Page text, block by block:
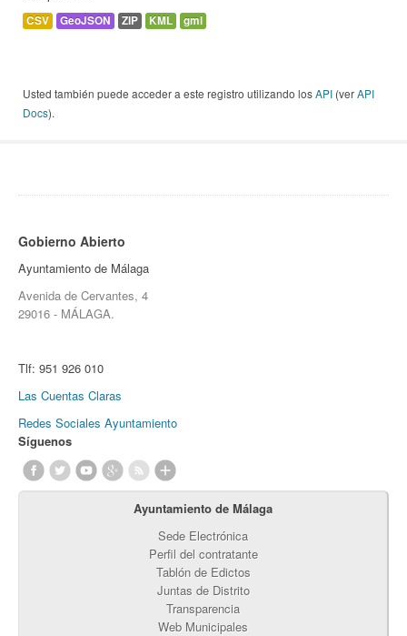
CSV GeoJSON ZIP KML gml
Usted también puede acceder a este registro utilizando losAPI (verAPI
Docs).
Gobierno Abierto
Ayuntamiento de Málaga
Avenida de Cervantes, 4
29016 - MÁLAGA.
Tlf: 951 926 010
Las Cuentas Claras
Redes Sociales Ayuntamiento
Síguenos
Ayuntamiento de Málaga
Sede Electrónica
Perfil del contratante
Tablón de Edictos
Juntas de Distrito
Transparencia
Web Municipales